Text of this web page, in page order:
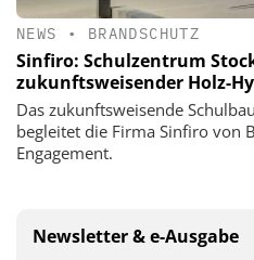
NEWS • BRANDSCHUTZ
Sinfiro: Schulzentrum
zukunftsweisender Holz-
Das zukunftsweisende
begleitet die Firma Sinfiro von
Engagement.
Newsletter & e-Ausgabe